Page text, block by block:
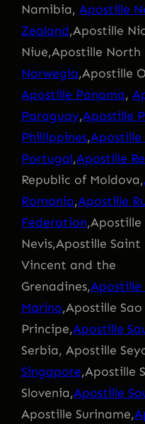
Namibia, Apostille
Zealand,Apostille
Niue,Apostille North
Norwegia,Apostille
Apostille Panama,
Paraguay,Apostille
Phillippines,Apostille
Portugal,Apostille
Republic of Moldova,
Romania,Apostille
Federation
Nevis,Apostille
Vincent and the
Grenadines,Apostille
Marino,Apostille
Principe,Apostille
Serbia, Apostille
Singapore,Apostille
Slovenia,Apostille
Apostille Suriname,